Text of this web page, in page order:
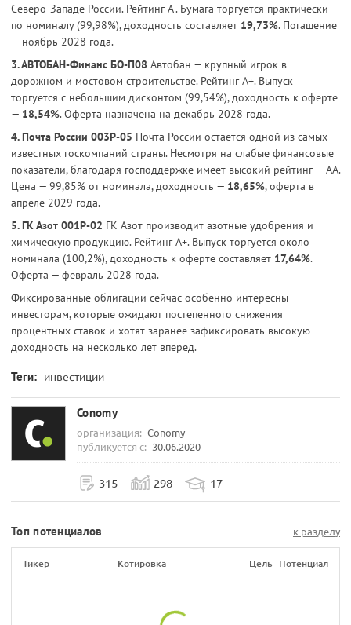
Северо-Западе России. Рейтинг А-. Бумага торгуется практически
по номиналу (99,98%), доходность составляет 19,73%. Погашение
— ноябрь 2028 года.
3. АВТОБАН-Финанс БО-П08 Автобан — крупный игрок в
дорожном и мостовом строительстве. Рейтинг А+. Выпуск
торгуется с небольшим дисконтом (99,54%), доходность к оферте
— 18,54%. Оферта назначена на декабрь 2028 года.
4. Почта России 003P-05 Почта России остается одной из самых
известных госкомпаний страны. Несмотря на слабые финансовые
показатели, благодаря господдержке имеет высокий рейтинг — АА.
Цена — 99,85% от номинала, доходность — 18,65%, оферта в
апреле 2029 года.
5. ГК Азот 001Р-02 ГК Азот производит азотные удобрения и
химическую продукцию. Рейтинг А+. Выпуск торгуется около
номинала (100,2%), доходность к оферте составляет 17,64%.
Оферта — февраль 2028 года.
Фиксированные облигации сейчас особенно интересны
инвесторам, которые ожидают постепенного снижения
процентных ставок и хотят заранее зафиксировать высокую
доходность на несколько лет вперед.
Теги: инвестиции
Conomy
организация: Conomy
публикуется с: 30.06.2020
315 298 17
Топ потенциалов к разделу
Тикер Котировка Цель Потенциал